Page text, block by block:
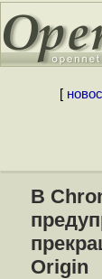
[
В
Origin